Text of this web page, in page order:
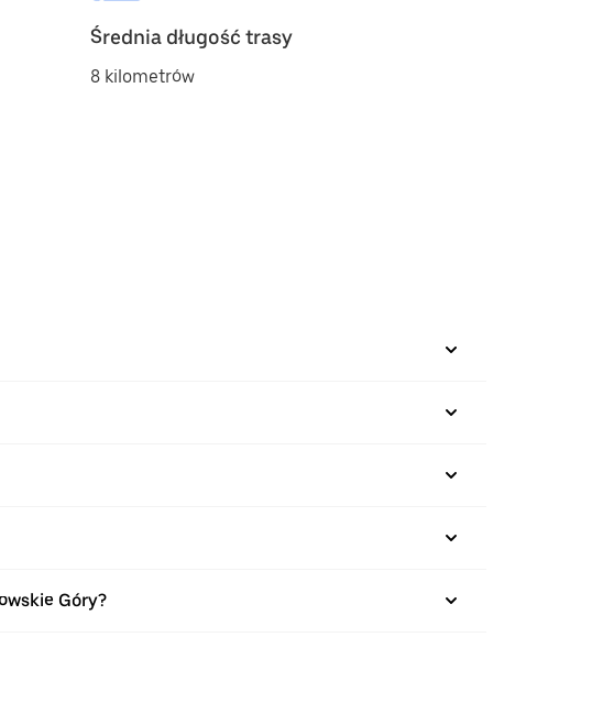
Średnia długość trasy
8 kilometrów
Góry?